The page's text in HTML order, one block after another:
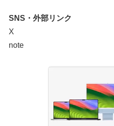
SNS・外部リンク
X
note